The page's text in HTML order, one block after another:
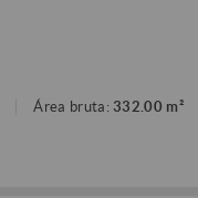
Área bruta: 332.00 m²